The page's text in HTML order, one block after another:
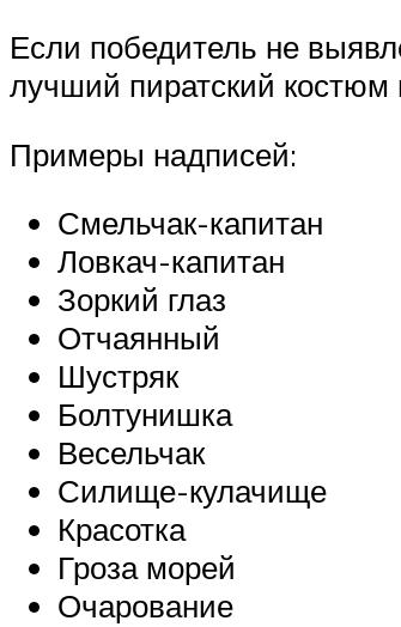
Если победитель не
лучший пиратский
Примеры надписей:
Смельчак-капитан
Ловкач-капитан
Зоркий глаз
Отчаянный
Шустряк
Болтунишка
Весельчак
Силище-кулачище
Красотка
Гроза морей
Очарование